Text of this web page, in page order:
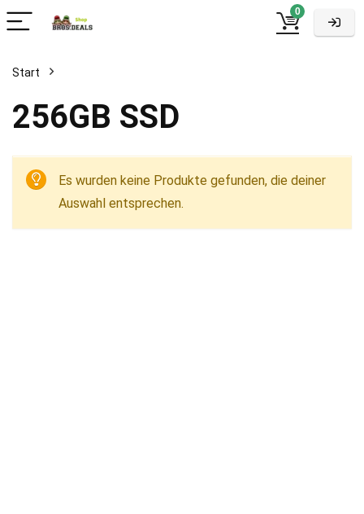
0
Start
256GB SSD
Es wurden keine Produkte gefunden, die deiner
Auswahl entsprechen.